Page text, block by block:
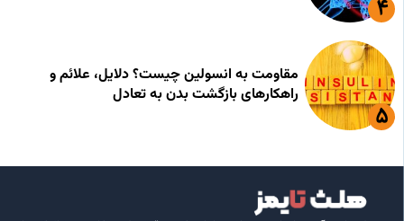
مقاومت به انسولین چیست؟ دلایل، علائم و
راهکارهای بازگشت بدن به تعادل